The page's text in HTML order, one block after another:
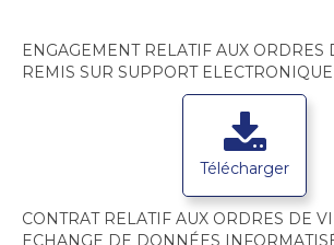
ENGAGEMENT RELATIF AUX ORDRES
REMIS SUR SUPPORT ELECTRONIQUE
Télécharger
CONTRAT RELATIF AUX ORDRES DE
ECHANGE DE DONNÉES